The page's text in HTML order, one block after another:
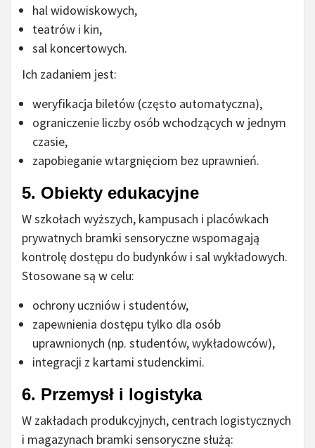
hal widowiskowych,
teatrów i kin,
sal koncertowych.
Ich zadaniem jest:
weryfikacja biletów (często automatyczna),
ograniczenie liczby osób wchodzących w jednym
czasie,
zapobieganie wtargnięciom bez uprawnień.
5. Obiekty edukacyjne
W szkołach wyższych, kampusach i placówkach
prywatnych bramki sensoryczne wspomagają
kontrolę dostępu do budynków i sal wykładowych.
Stosowane są w celu:
ochrony uczniów i studentów,
zapewnienia dostępu tylko dla osób
uprawnionych (np. studentów, wykładowców),
integracji z kartami studenckimi.
6. Przemysł i logistyka
W zakładach produkcyjnych, centrach logistycznych
i magazynach bramki sensoryczne służą: